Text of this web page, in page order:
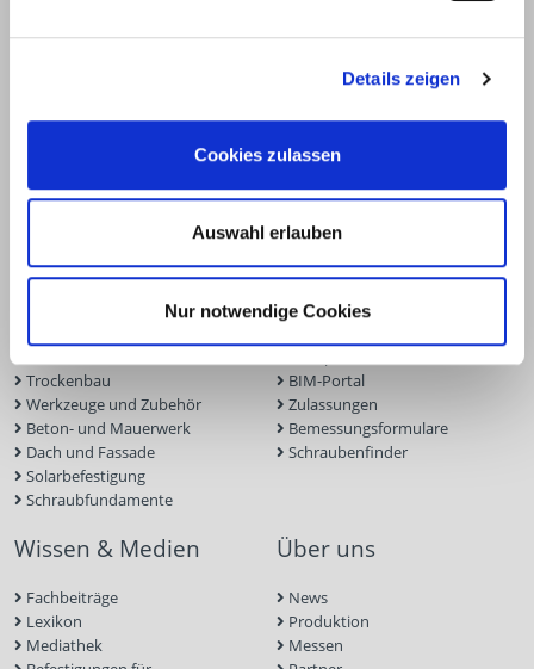
Details zeigen
Cookies zulassen
Auswahl erlauben
Nur notwendige Cookies
Unter dem Hofe 5
+49 2331 6245-200
Terrassen- und Gartenbau
Trockenbau
Werkzeuge und Zubehör
Beton- und Mauerwerk
Dach und Fassade
Solarbefestigung
Schraubfundamente
Service
Terrassenplaner
ECS-Software
BIM-Portal
Zulassungen
Bemessungsformulare
Schraubenfinder
Wissen & Medien
Fachbeiträge
Lexikon
Mediathek
Über uns
News
Produktion
Messen